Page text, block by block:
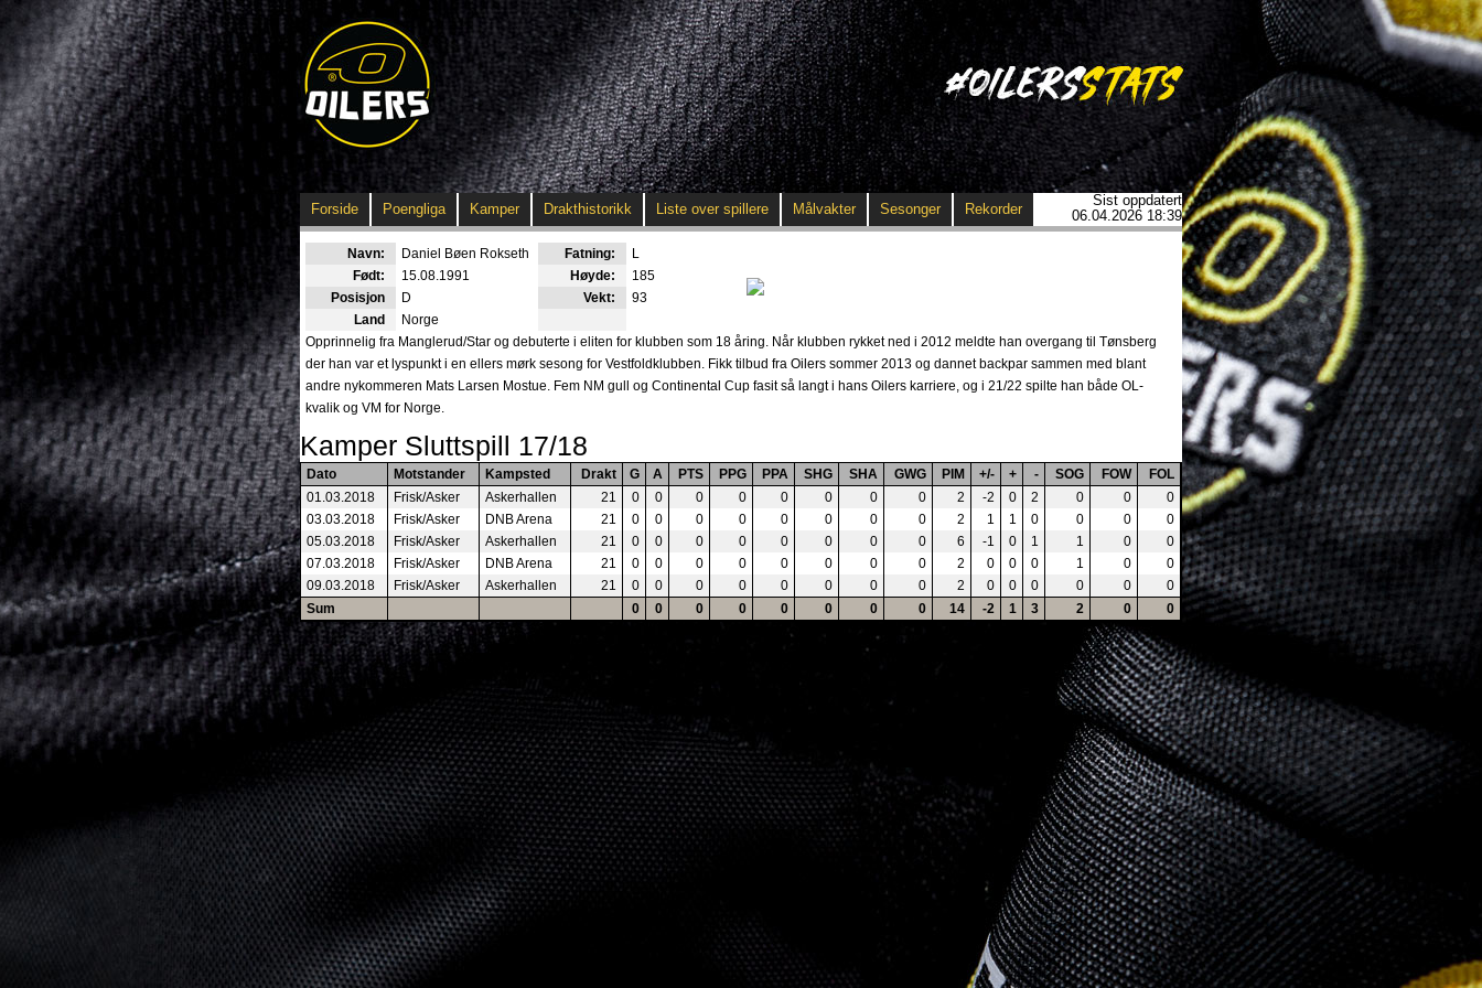
Forside Poengliga Kamper Drakthistorikk Liste over spillere Målvakter Sesonger Rekorder
Sist oppdatert
06.04.2026 18:39
Navn: Daniel Bøen Rokseth Fatning:
L
Født:
15.08.1991 Høyde:
185
Posisjon
D Vekt:
93
Land
Norge
Opprinnelig fra Manglerud/Star og debuterte i eliten for klubben som 18 åring. Når klubben rykket ned i 2012 meldte han overgang til Tønsberg
der han var et lyspunkt i en ellers mørk sesong for Vestfoldklubben. Fikk tilbud fra Oilers sommer 2013 og dannet backpar sammen med blant
andre nykommeren Mats Larsen Mostue. Fem NM gull og Continental Cup fasit så langt i hans Oilers karriere, og i 21/22 spilte han både OL-
kvalik og VM for Norge.
Kamper Sluttspill 17/18
Dato Motstander Kampsted Drakt G A PTS PPG PPA SHG SHA GWG PIM +/- + - SOG FOW
FOL
01.03.2018
Frisk/Asker Askerhallen 21 0 0 0 0 0 0 0 0 2 -2 0 2 0 0
0
03.03.2018
Frisk/Asker DNB Arena 21 0 0 0 0 0 0 0 0 2 1 1 0 0 0
0
05.03.2018
Frisk/Asker Askerhallen 21 0 0 0 0 0 0 0 0 6 -1 0 1 1 0
0
07.03.2018
Frisk/Asker DNB Arena 21 0 0 0 0 0 0 0 0 2 0 0 0 1 0
0
09.03.2018
Frisk/Asker Askerhallen 21 0 0 0 0 0 0 0 0 2 0 0 0 0 0
0
Sum
0 0 0 0 0 0 0 0 14 -2 1 3 2 0 0